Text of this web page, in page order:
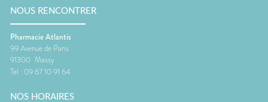
NOUS RENCONTRER
Pharmacie Atlantis
99 Avenue de Paris
91300 Massy
Tel : 09 67 10 91 64
NOS HORAIRES